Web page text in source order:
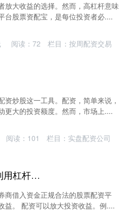
放大收益的选择。然而，高杠杆意味
台股票资配宝，是每位投资者必....
阅读： 72 栏目： 按周配资交易
炒股这一工具。配资，简单来说，
更大的投资额度。然而，市场上....
阅读： 101 栏目： 实盘配资公司
正规合法的股票配资平台 炒股配资：如何利用杠杆放大收益
商借入资金正规合法的股票配资平
益。 配资可以放大投资收益。例....